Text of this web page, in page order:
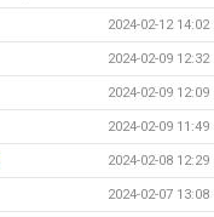
2024-02-12 14:02
2024-02-09 12:32
2024-02-09 12:09
2024-02-09 11:49
2024-02-08 12:29
2024-02-07 13:08